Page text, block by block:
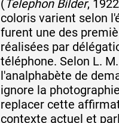
(Telephon Bilder,
coloris varient selon
furent une des
réalisées par
téléphone. Selon L.
l'analphabète de
ignore la
replacer cette
contexte actuel et